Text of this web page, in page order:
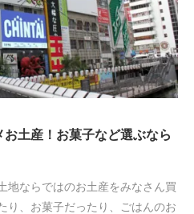
土産！お菓子など選ぶなら
地ならではのお土産をみなさん買
り、お菓子だったり、ごはんのお